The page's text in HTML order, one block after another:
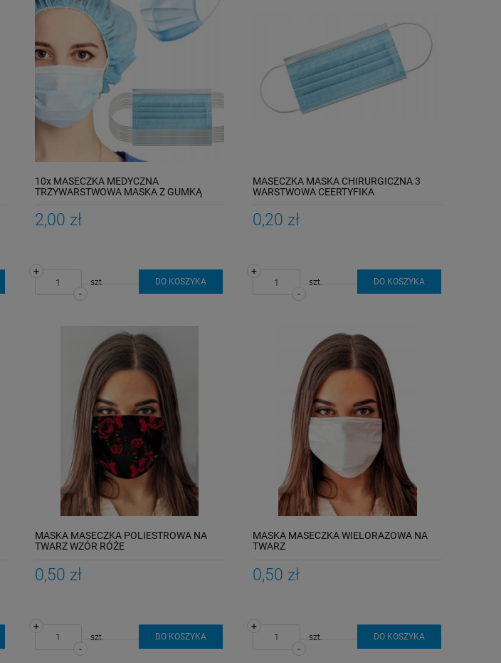
10x MASECZKA MEDYCZNA
TRZYWARSTWOWA MASKA Z GUMKĄ
2,00 zł
-
+
szt. DO KOSZYKA
MASECZKA MASKA CHIRURGICZNA 3
WARSTWOWA CEERTYFIKA
0,20 zł
-
+
szt. DO KOSZYKA
MASKA MASECZKA POLIESTROWA NA
TWARZ WZÓR RÓŻE
0,50 zł
-
+
szt. DO KOSZYKA
MASKA MASECZKA WIELORAZOWA NA
TWARZ
0,50 zł
-
+
szt. DO KOSZYKA